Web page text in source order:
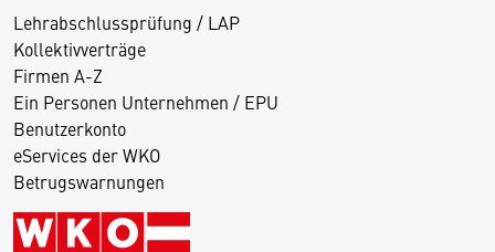
Lehrabschlussprüfung / LAP
Kollektivverträge
Firmen A-Z
Ein Personen Unternehmen / EPU
Benutzerkonto
eServices der WKO
Betrugswarnungen